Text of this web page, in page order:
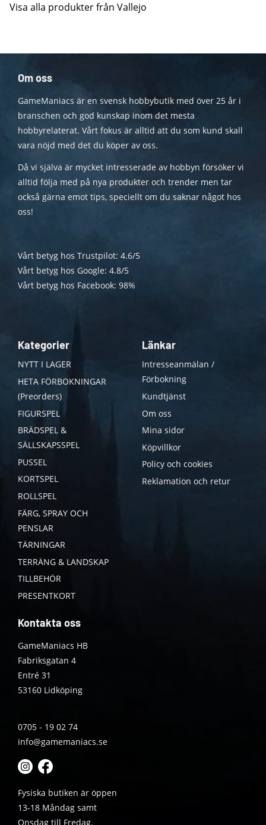
Visa alla produkter från Vallejo
Om oss
GameManiacs är en svensk hobbybutik med över 25 år i
branschen och god kunskap inom det mesta
hobbyrelaterat. Vårt fokus är alltid att du som kund skall
vara nöjd med det du köper av oss.
Då vi själva är mycket intresserade av hobbyn försöker vi
alltid följa med på nya produkter och trender men tar
också gärna emot tips, speciellt om du saknar något hos
oss!
Vårt betyg hos Trustpilot: 4.6/5
Vårt betyg hos Google: 4.8/5
Vårt betyg hos Facebook: 98%
Kategorier
NYTT I LAGER
HETA FÖRBOKNINGAR
(Preorders)
FIGURSPEL
BRÄDSPEL &
SÄLLSKAPSSPEL
PUSSEL
KORTSPEL
ROLLSPEL
FÄRG, SPRAY OCH
PENSLAR
TÄRNINGAR
TERRÄNG & LANDSKAP
TILLBEHÖR
PRESENTKORT
Länkar
Intresseanmälan /
Förbokning
Kundtjänst
Om oss
Mina sidor
Köpvillkor
Policy och cookies
Reklamation och retur
Kontakta oss
GameManiacs HB
Fabriksgatan 4
Entré 31
53160 Lidköping
0705 - 19 02 74
info@gamemaniacs.se
Fysiska butiken är öppen
13-18 Måndag samt
Onsdag till Fredag.